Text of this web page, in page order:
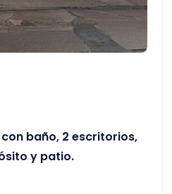
baño, 2 escritorios,
y patio.